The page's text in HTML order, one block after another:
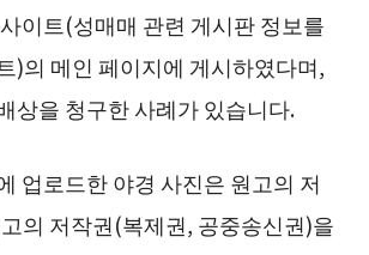
이트(성매매 관련 게시판 정보를
)의 메인 페이지에 게시하였다며,
상을 청구한 사례가 있습니다.
업로드한 야경 사진은 원고의 저
의 저작권(복제권, 공중송신권)을